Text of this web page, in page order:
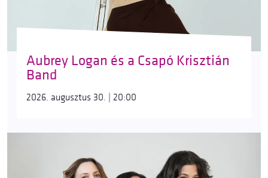
Aubrey Logan és a Csapó Krisztián
Band
2026. augusztus 30. | 20:00